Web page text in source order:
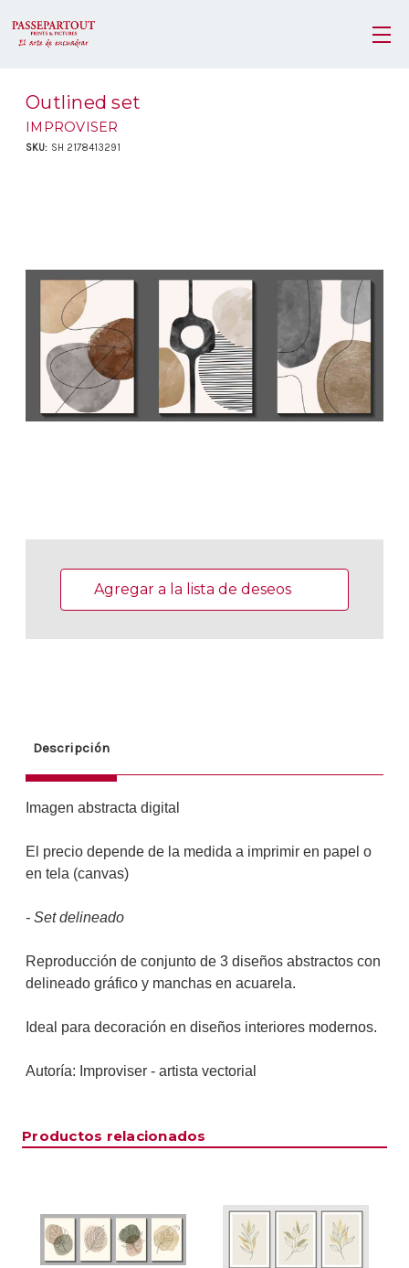
Outlined set
IMPROVISER
SKU: SH 2178413291
actuales:Agregar a la lista de deseos
Descripción
Imagen abstracta digital
El precio depende de la medida a imprimir en papel o
en tela (canvas)
- Set delineado
Reproducción de conjunto de 3 diseños abstractos con
delineado gráfico y manchas en acuarela.
Ideal para decoración en diseños interiores modernos.
Autoría: Improviser - artista vectorial
Productos relacionados